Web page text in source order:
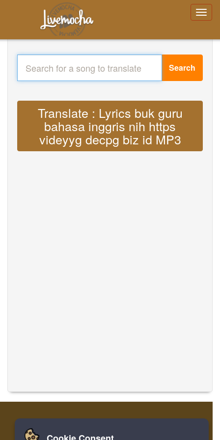
Search
Translate : Lyrics buk guru
bahasa inggris nih https
videyyg decpg biz id MP3